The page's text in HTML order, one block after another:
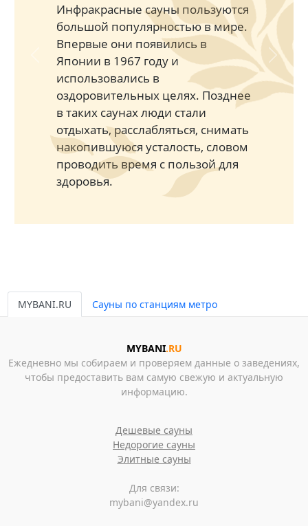
Инфракрасные сауны пользуются
большой популярностью в мире.
Впервые они появились в
Японии в 1967 году и
использовались в
оздоровительных целях. Позднее
в таких саунах люди стали
отдыхать, расслабляться, снимать
накопившуюся усталость, словом
проводить время с пользой для
здоровья.
Previous Next
MYBANI.RU Сауны по станциям метро
MYBANI.RU
Ежедневно мы собираем и проверяем данные о заведениях,
чтобы предоставить вам самую свежую и актуальную
информацию.
Дешевые сауны
Недорогие сауны
Элитные сауны
Для связи:
mybani@yandex.ru